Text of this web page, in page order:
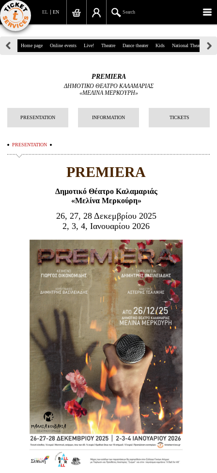
EN
EL Search
39, Panepistimiou Str, Athens
info@ticketservices.gr
Sign up/Sign in
Information
Είσοδος διαχειριστή
Home page Online events Live! Theatre Dance theater Kids National Theatre
PREMIERA
ΔΗΜΟΤΙΚΟ ΘΕΑΤΡΟ ΚΑΛΑΜΑΡΙΑΣ
«ΜΕΛΙΝΑ ΜΕΡΚΟΥΡΗ»
PRESENTATION INFORMATION TICKETS
PRESENTATION
PREMIERA
Δημοτικό Θέατρο Καλαμαριάς
«Μελίνα Μερκούρη»
26, 27, 28 Δεκεμβρίου 2025
2, 3, 4, Ιανουαρίου 2026